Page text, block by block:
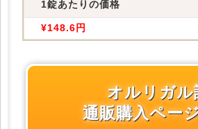
1錠あたりの価格
¥148.6円
オルリガル
通販購入ペー